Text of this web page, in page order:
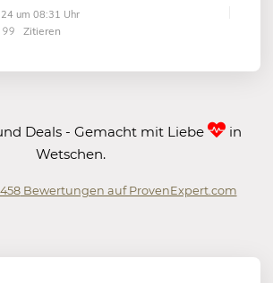
um 08:31 Uhr
Zitieren
Deals - Gemacht mit Liebe
in
Wetschen.
Bewertungen auf ProvenExpert.com